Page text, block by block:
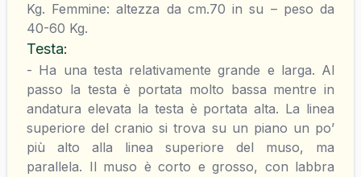
Kg. Femmine: altezza da cm.70 in su – peso da
40-60 Kg.
Testa:
- Ha una testa relativamente grande e larga. Al
passo la testa è portata molto bassa mentre in
andatura elevata la testa è portata alta. La linea
superiore del cranio si trova su un piano un po’
più alto alla linea superiore del muso, ma
parallela. Il muso è corto e grosso, con labbra